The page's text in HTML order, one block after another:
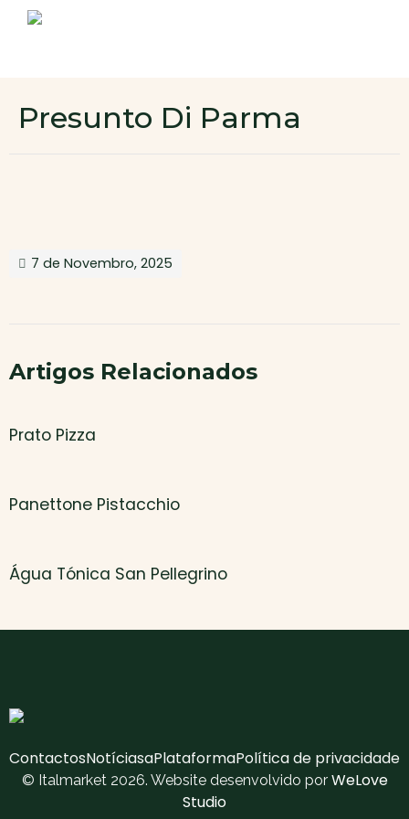
Área de cliente
Presunto Di Parma
7 de Novembro, 2025
Artigos Relacionados
Prato Pizza
Panettone Pistacchio
Água Tónica San Pellegrino
ContactosNotíciasaPlataformaPolítica de privacidade
© Italmarket 2026. Website desenvolvido por WeLove
Studio